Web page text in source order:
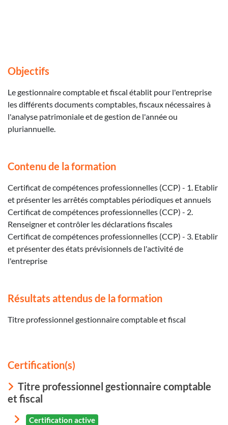
Objectifs
Le gestionnaire comptable et fiscal établit pour l'entreprise
les différents documents comptables, fiscaux nécessaires à
l'analyse patrimoniale et de gestion de l'année ou
pluriannuelle.
Contenu de la formation
Certificat de compétences professionnelles (CCP) - 1. Etablir
et présenter les arrêtés comptables périodiques et annuels
Certificat de compétences professionnelles (CCP) - 2.
Renseigner et contrôler les déclarations fiscales
Certificat de compétences professionnelles (CCP) - 3. Etablir
et présenter des états prévisionnels de l'activité de
l'entreprise
Résultats attendus de la formation
Titre professionnel gestionnaire comptable et fiscal
Certification(s)
Titre professionnel gestionnaire comptable
et fiscal
Certification active